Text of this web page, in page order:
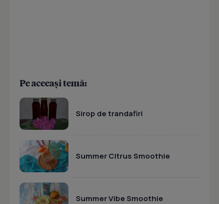
Pe aceeași temă:
Sirop de trandafiri
Summer Citrus Smoothie
Summer Vibe Smoothie